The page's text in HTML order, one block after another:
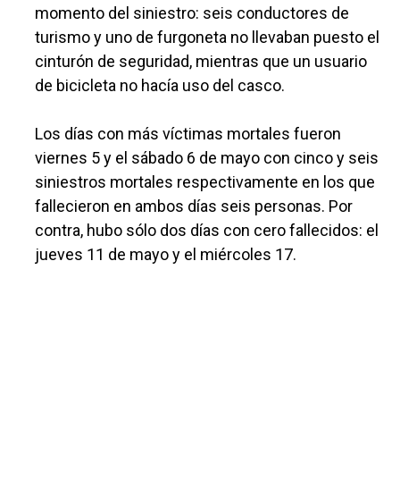
momento del siniestro: seis conductores de
turismo y uno de furgoneta no llevaban puesto el
cinturón de seguridad, mientras que un usuario
de bicicleta no hacía uso del casco.
Los días con más víctimas mortales fueron
viernes 5 y el sábado 6 de mayo con cinco y seis
siniestros mortales respectivamente en los que
fallecieron en ambos días seis personas. Por
contra, hubo sólo dos días con cero fallecidos: el
jueves 11 de mayo y el miércoles 17.